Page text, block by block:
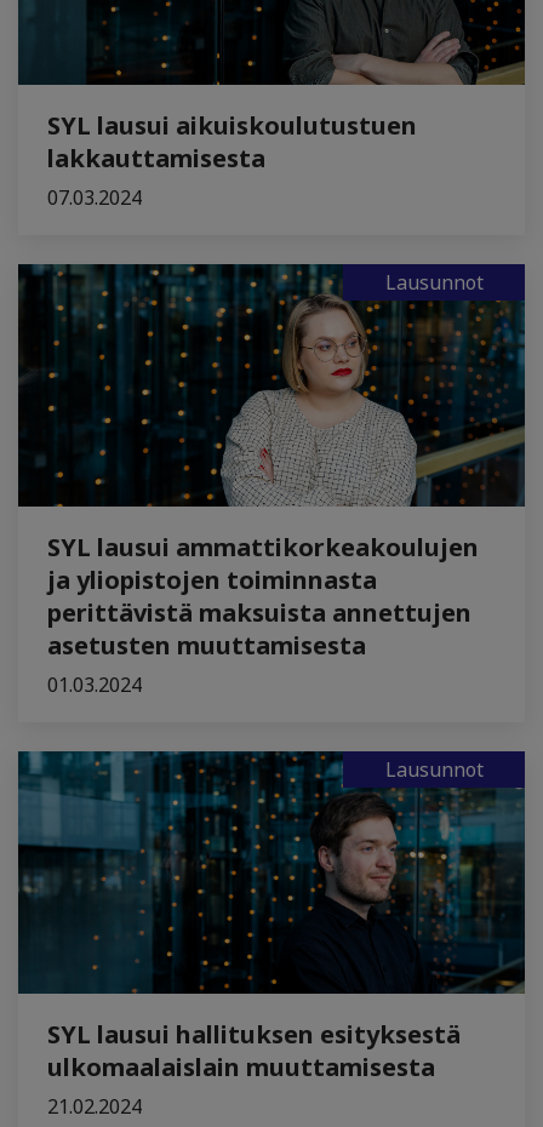
SYL lausui aikuiskoulutustuen
lakkauttamisesta
07.03.2024
Lausunnot
SYL lausui ammattikorkeakoulujen
ja yliopistojen toiminnasta
perittävistä maksuista annettujen
asetusten muuttamisesta
01.03.2024
Lausunnot
SYL lausui hallituksen esityksestä
ulkomaalaislain muuttamisesta
21.02.2024